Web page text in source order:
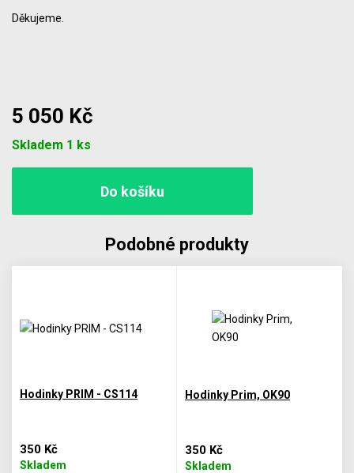
Děkujeme.
5 050 Kč
Skladem 1 ks
Podobné produkty
Hodinky PRIM - CS114
350 Kč
Skladem
Hodinky Prim, OK90
350 Kč
Skladem